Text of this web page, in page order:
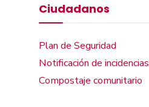
Ciudadanos
Plan de Seguridad
Notificación de incidencias
Compostaje comunitario